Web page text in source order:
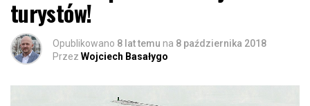
turystów!
Opublikowano 8 lat temu na 8 października 2018
Przez Wojciech Basałygo